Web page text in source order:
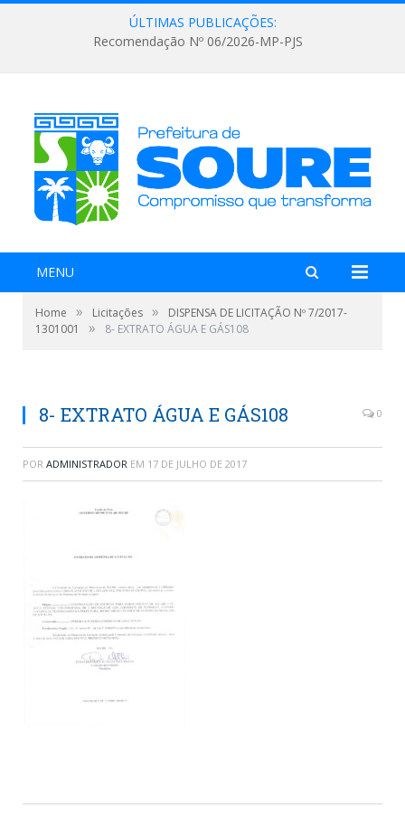
ÚLTIMAS PUBLICAÇÕES:
Recomendação Nº 06/2026-MP-PJS
MENU
Home » Licitações »
DISPENSA DE LICITAÇÃO Nº 7/2017-
1301001
» 8- EXTRATO ÁGUA E GÁS108
8- EXTRATO ÁGUA E GÁS108 0
POR ADMINISTRADOR EM 17 DE JULHO DE 2017